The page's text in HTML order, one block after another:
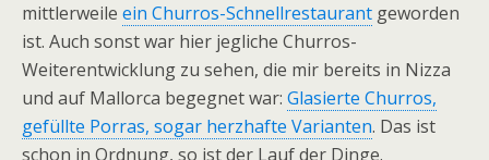
mittlerweile ein Churros-Schnellrestaurant geworden
ist. Auch sonst war hier jegliche Churros-
Weiterentwicklung zu sehen, die mir bereits in Nizza
und auf Mallorca begegnet war: Glasierte Churros,
gefüllte Porras, sogar herzhafte Varianten. Das ist
schon in Ordnung, so ist der Lauf der Dinge.